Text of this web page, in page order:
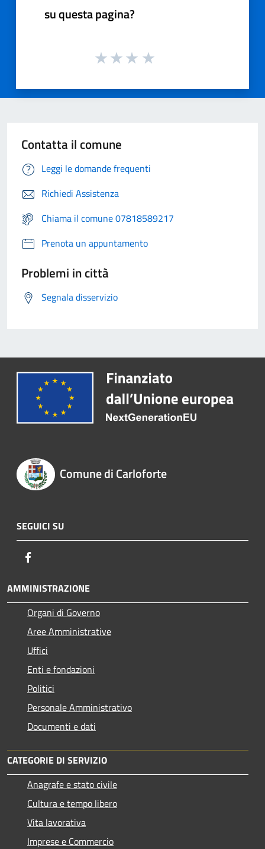
su questa pagina?
Contatta il comune
Leggi le domande frequenti
Richiedi Assistenza
Chiama il comune 07818589217
Prenota un appuntamento
Problemi in città
Segnala disservizio
Comune di Carloforte
SEGUICI SU
AMMINISTRAZIONE
Organi di Governo
Aree Amministrative
Uffici
Enti e fondazioni
Politici
Personale Amministrativo
Documenti e dati
CATEGORIE DI SERVIZIO
Anagrafe e stato civile
Cultura e tempo libero
Vita lavorativa
Imprese e Commercio